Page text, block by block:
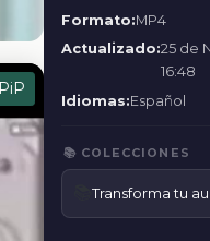
Formato:MP4
Actualizado:25 de
16:48
Idiomas:Español
📚 COLECCIONES
📚